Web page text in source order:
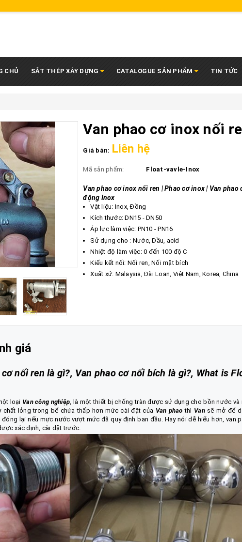
CHỦ SẮT THÉP XÂY DỰNG CATALOGUE SẢN PHẨM TIN TỨC
Van phao cơ inox nối
Giá bán: Liên hệ
Mã sản phẩm: Float-vavle-Inox
Van phao cơ inox nối ren | Phao cơ inox | Van phao
động Inox
Vật liệu: Inox, Đồng
Kích thước: DN15 - DN50
Áp lực làm việc: PN10 - PN16
Sử dụng cho : Nước, Dầu, acid
Nhiệt độ làm việc: 0 đến 100 độ C
Kiểu kết nối: Nối ren, Nối mặt bích
Xuất xứ: Malaysia, Đài Loan, Việt Nam, Korea, China
giá
nối ren là gì?, Van phao cơ nối bích là gì?, What is
loại Van công nghiệp, là một thiết bị chống tràn được sử dụng cho bồn nước và
chất lỏng trong bể chứa thấp hơn mức cài đặt của Van phao thì Vansẽ mở để
lại nếu mực nước vượt mức đã quy định ban đầu. Hay nói dễ hiểu hơn, van
xác định, cài đặt trước.